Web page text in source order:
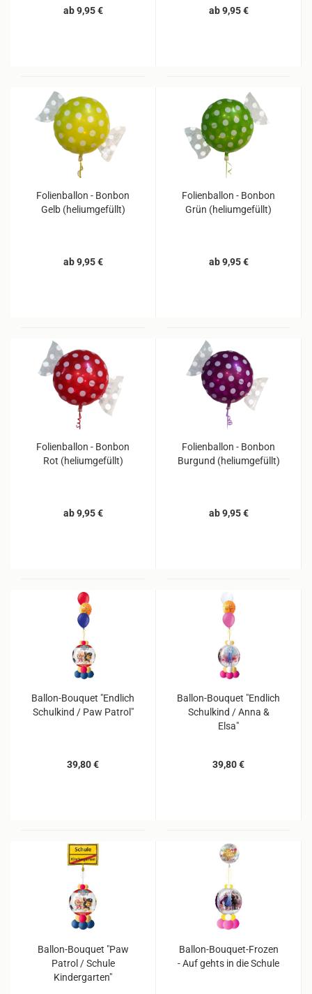
ab 9,95 € ab 9,95 €
Folienballon - Bonbon
Gelb (heliumgefüllt)
ab 9,95 €
Folienballon - Bonbon
Grün (heliumgefüllt)
ab 9,95 €
Folienballon - Bonbon
Rot (heliumgefüllt)
ab 9,95 €
Folienballon - Bonbon
Burgund (heliumgefüllt)
ab 9,95 €
Ballon-Bouquet "Endlich
Schulkind / Paw Patrol"
39,80 €
Ballon-Bouquet "Endlich
Schulkind / Anna &
Elsa"
39,80 €
Ballon-Bouquet "Paw
Patrol / Schule
Kindergarten"
Ballon-Bouquet-Frozen
- Auf gehts in die Schule